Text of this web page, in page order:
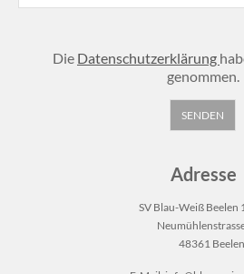
Die Datenschutzerklärung
genommen.
Adresse
SV Blau-Weiß Beelen
48361 Beelen